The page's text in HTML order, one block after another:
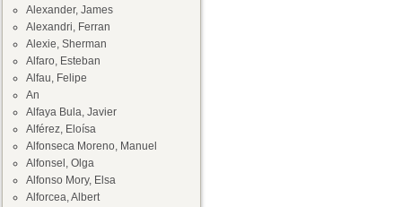
Alexander, James
Alexandri, Ferran
Alexie, Sherman
Alfaro, Esteban
Alfau, Felipe
An
Alfaya Bula, Javier
Alférez, Eloísa
Alfonseca Moreno, Manuel
Alfonsel, Olga
Alfonso Mory, Elsa
Alforcea, Albert